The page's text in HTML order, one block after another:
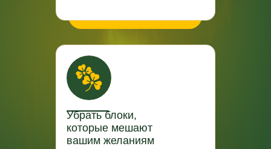
Убрать блоки,
которые мешают
вашим желаниям